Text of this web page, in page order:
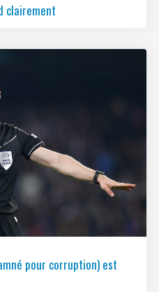
clairement
pour corruption) est